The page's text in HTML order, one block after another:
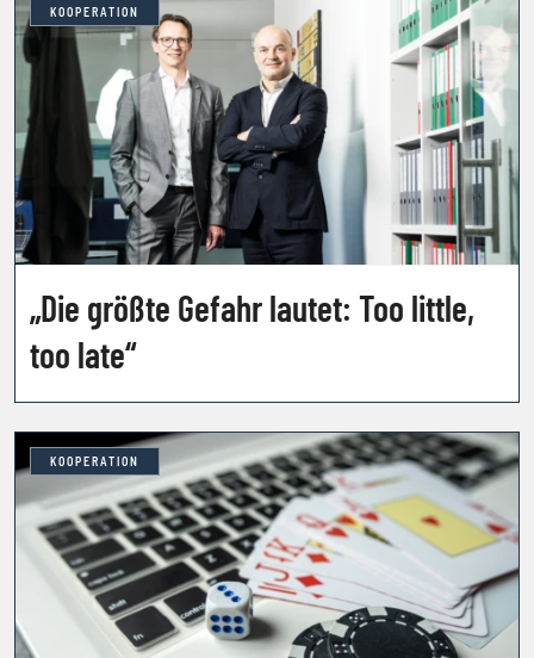
KOOPERATION
„Die größte Gefahr lautet: Too little,
too late“
KOOPERATION